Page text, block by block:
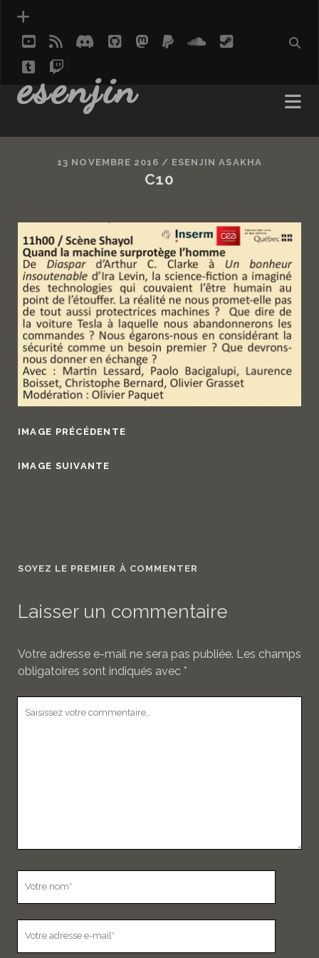
youtube
rss discord
githubmastodon
paypalsoundcloud
steam
tumblrtwitch
esenjin
13 NOVEMBRE 2016 / ESENJIN ASAKHA
C10
IMAGE PRÉCÉDENTE
IMAGE SUIVANTE
SOYEZ LE PREMIER À COMMENTER
Laisser un commentaire
Votre adresse e-mail ne sera pas publiée. Les champs
obligatoires sont indiqués avec *